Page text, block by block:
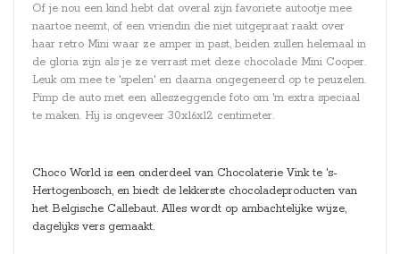
Of je nou een kind hebt dat overal zijn favoriete autootje mee
naartoe neemt, of een vriendin die niet uitgepraat raakt over
haar retro Mini waar ze amper in past, beiden zullen helemaal in
de gloria zijn als je ze verrast met deze chocolade Mini Cooper.
Leuk om mee te 'spelen' en daarna ongegeneerd op te peuzelen.
Pimp de auto met een alleszeggende foto om 'm extra speciaal
te maken. Hij is ongeveer 30x16x12 centimeter.
Choco World is een onderdeel van Chocolaterie Vink te 's-
Hertogenbosch, en biedt de lekkerste chocoladeproducten van
het Belgische Callebaut. Alles wordt op ambachtelijke wijze,
dagelijks vers gemaakt.